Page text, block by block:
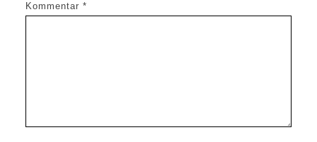
Kommentar *